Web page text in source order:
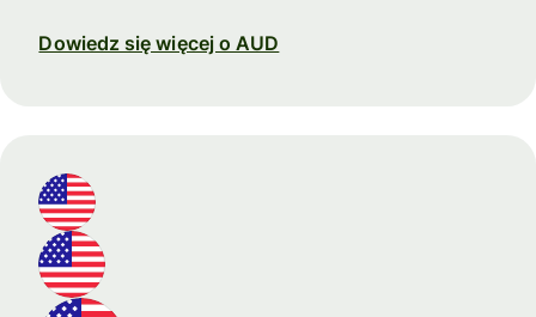
Dowiedz się więcej o AUD